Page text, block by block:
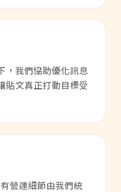
，我們協助優化訊息
貼文真正打動目標受
營運細節由我們統